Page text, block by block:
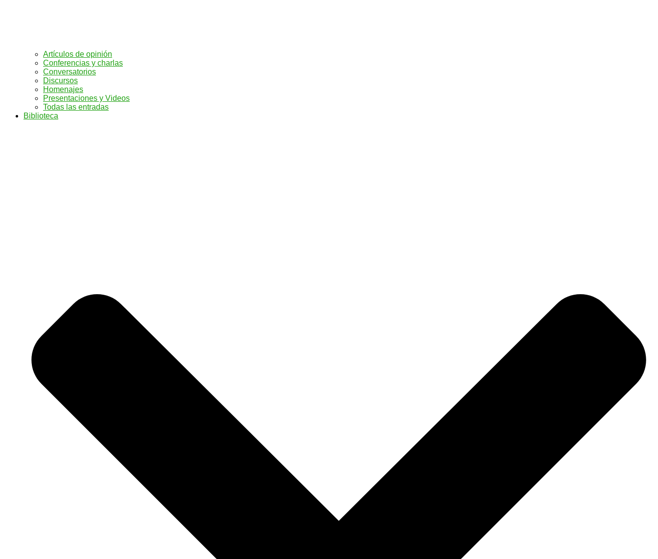
Artículos de opinión
Conferencias y charlas
Conversatorios
Discursos
Homenajes
Presentaciones y Videos
Todas las entradas
Biblioteca